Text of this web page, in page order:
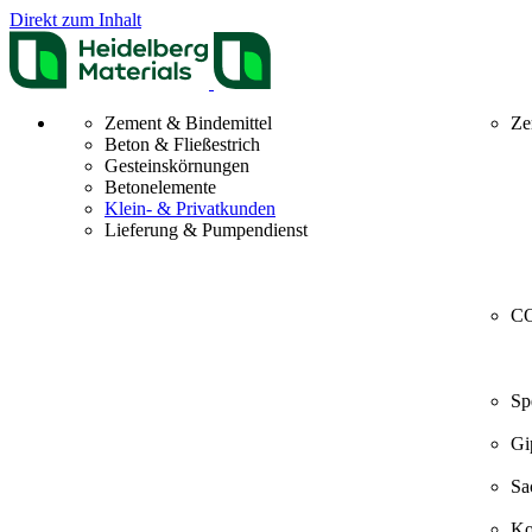
Direkt zum Inhalt
Zement & Bindemittel
Beton & Fließestrich
Gesteinskörnungen
Betonelemente
Klein- & Privatkunden
Lieferung & Pumpendienst